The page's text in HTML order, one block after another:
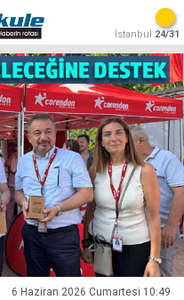
İstanbul 24/31
6 Haziran 2026 Cumartesi 10:49